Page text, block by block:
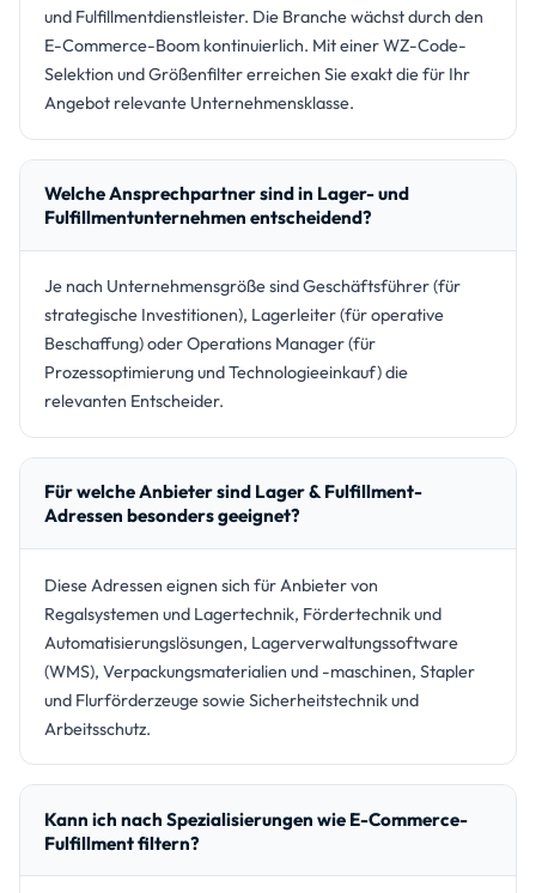
und Fulfillmentdienstleister. Die Branche wächst durch den
E-Commerce-Boom kontinuierlich. Mit einer WZ-Code-
Selektion und Größenfilter erreichen Sie exakt die für Ihr
Angebot relevante Unternehmensklasse.
Welche Ansprechpartner sind in Lager- und
Fulfillmentunternehmen entscheidend?
Je nach Unternehmensgröße sind Geschäftsführer (für
strategische Investitionen), Lagerleiter (für operative
Beschaffung) oder Operations Manager (für
Prozessoptimierung und Technologieeinkauf) die
relevanten Entscheider.
Für welche Anbieter sind Lager & Fulfillment-
Adressen besonders geeignet?
Diese Adressen eignen sich für Anbieter von
Regalsystemen und Lagertechnik, Fördertechnik und
Automatisierungslösungen, Lagerverwaltungssoftware
(WMS), Verpackungsmaterialien und -maschinen, Stapler
und Flurförderzeuge sowie Sicherheitstechnik und
Arbeitsschutz.
Kann ich nach Spezialisierungen wie E-Commerce-
Fulfillment filtern?